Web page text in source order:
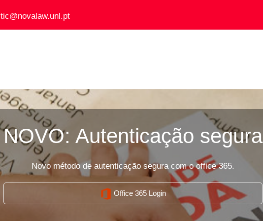
tic@novalaw.unl.pt
NOVO: Autenticação segura
Novo método de autenticação segura com o office 365.
Office 365 Login